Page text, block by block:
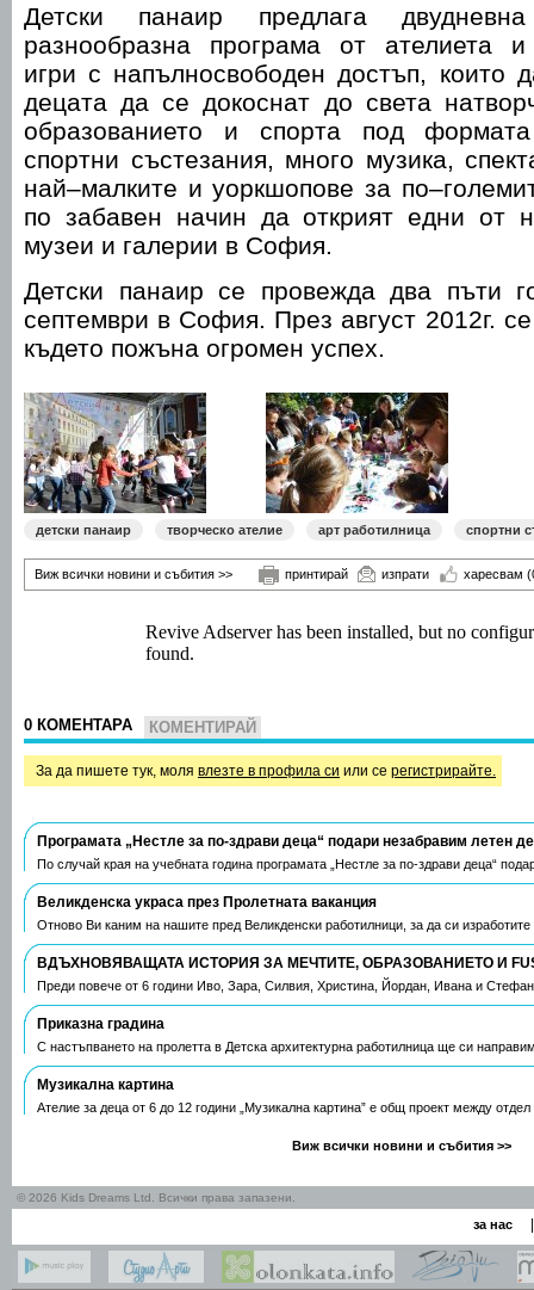
Детски панаир предлага двудневна
разнообразна програма от ателиета и
игри с напълносвободен достъп, които
децата да се докоснат до света
образованието и спорта под
спортни състезания, много музика,
най–малките и уоркшопове за
по забавен начин да открият едни от
музеи и галерии в София.
Детски панаир се провежда два пъти
септември в София. През август 2012г.
където пожъна огромен успех.
детски панаир творческо ателие арт работилница спортни
Виж всички новини и събития >> принтирай изпрати харесвам
0 КОМЕНТАРА КОМЕНТИРАЙ
За да пишете тук, моля влезте в профила си или се регистрирайте.
Програмата „Нестле за по-здрави деца“ подари незабравим летен
По случай края на учебната година програмата „Нестле за по-здрави деца“
Великденска украса през Пролетната ваканция
Отново Ви каним на нашите пред Великденски работилници, за да си
ВДЪХНОВЯВАЩАТА ИСТОРИЯ ЗА МЕЧТИТЕ, ОБРАЗОВАНИЕТО И
Преди повече от 6 години Иво, Зара, Силвия, Христина, Йордан, Ивана и
Приказна градина
С настъпването на пролетта в Детска архитектурна работилница ще си
Музикална картина
Ателие за деца от 6 до 12 години „Музикална картина” е общ проект между отдел
Виж всички новини и събития >>
© 2026 Kids Dreams Ltd. Всички права запазени.
за нас |